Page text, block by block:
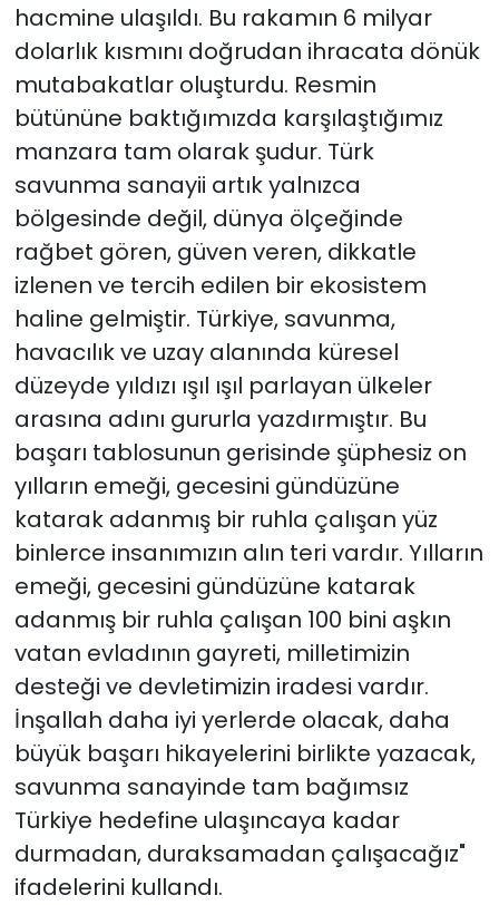
hacmine ulaşıldı. Bu rakamın 6 milyar
dolarlık kısmını doğrudan ihracata dönük
mutabakatlar oluşturdu. Resmin
bütününe baktığımızda karşılaştığımız
manzara tam olarak şudur. Türk
savunma sanayii artık yalnızca
bölgesinde değil, dünya ölçeğinde
rağbet gören, güven veren, dikkatle
izlenen ve tercih edilen bir ekosistem
haline gelmiştir. Türkiye, savunma,
havacılık ve uzay alanında küresel
düzeyde yıldızı ışıl ışıl parlayan ülkeler
arasına adını gururla yazdırmıştır. Bu
başarı tablosunun gerisinde şüphesiz on
yılların emeği, gecesini gündüzüne
katarak adanmış bir ruhla çalışan yüz
binlerce insanımızın alın teri vardır. Yılların
emeği, gecesini gündüzüne katarak
adanmış bir ruhla çalışan 100 bini aşkın
vatan evladının gayreti, milletimizin
desteği ve devletimizin iradesi vardır.
İnşallah daha iyi yerlerde olacak, daha
büyük başarı hikayelerini birlikte yazacak,
savunma sanayinde tam bağımsız
Türkiye hedefine ulaşıncaya kadar
durmadan, duraksamadan çalışacağız"
ifadelerini kullandı.